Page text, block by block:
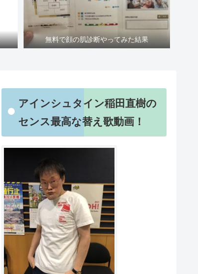
無料で顔の肌診断やってみた結果
アインシュタイン稲田直樹の
センス最高な替え歌動画！